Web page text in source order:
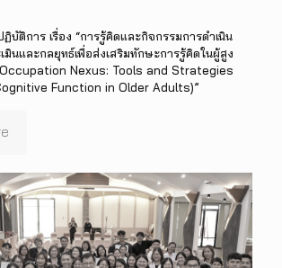
ฏิบัติการ เรื่อง “การรู้คิดและกิจกรรมการดำเนิน
มินและกลยุทธ์เพื่อส่งเสริมทักษะการรู้คิดในผู้สูง
Nexus: Tools and Strategies
Function in Older Adults)”